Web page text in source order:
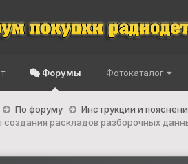
Форумы Фотокаталог
По форуму
Инструкции и
раскладов разборочных